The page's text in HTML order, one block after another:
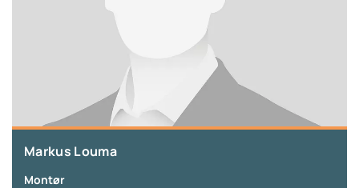
Markus Louma
Montør